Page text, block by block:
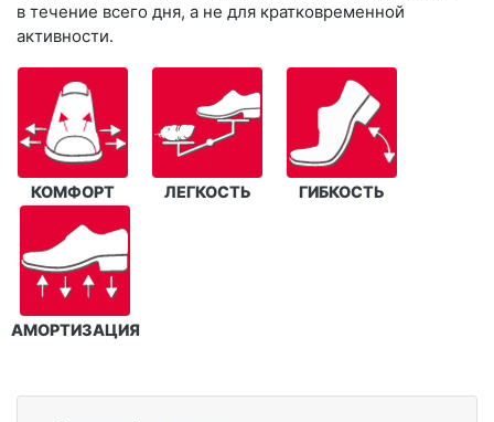
в течение всего дня, а не для кратковременной
активности.
КОМФОРТ ЛЕГКОСТЬ ГИБКОСТЬ
АМОРТИЗАЦИЯ